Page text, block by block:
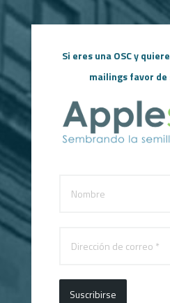
Si eres una OSC y
mailings favor
Suscribirse